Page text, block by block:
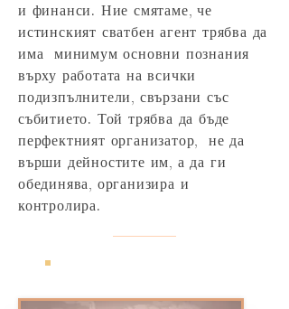
и финанси. Ние смятаме, че
истинският сватбен агент трябва да
има минимум основни познания
върху работата на всички
подизпълнители, свързани със
събитието. Той трябва да бъде
перфектният организатор, не да
върши дейностите им, а да ги
обединява, организира и
контролира.